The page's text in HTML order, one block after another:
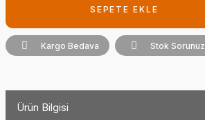
SEPETE EKLE
Kargo Bedava Stok Sorunuz
Ürün Bilgisi